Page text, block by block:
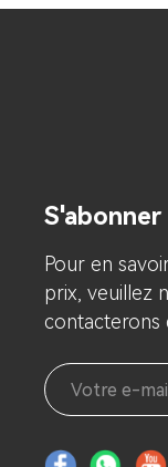
S'abonner
Pour en
prix, veuillez
contacterons